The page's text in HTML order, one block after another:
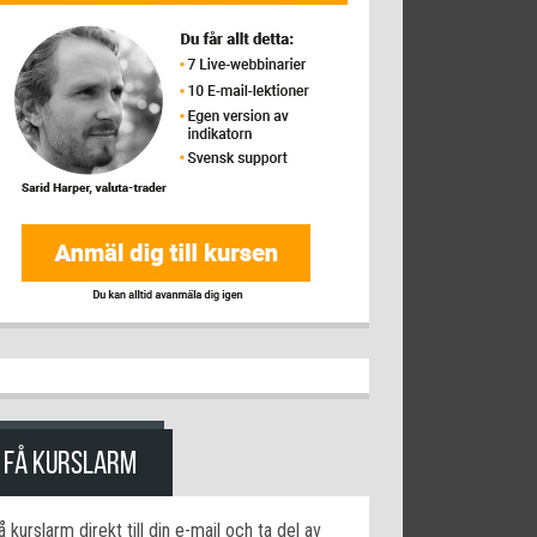
FÅ KURSLARM
kurslarm direkt till din e-mail och ta del av